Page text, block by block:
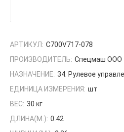
АРТИКУЛ: С700V717-078
ПРОИЗВОДИТЕЛЬ: Спецмаш ООО
НАЗНАЧЕНИЕ: 34. Рулевое
ЕДИНИЦА ИЗМЕРЕНИЯ: шт
ВЕС: 30 кг
ДЛИНА(М.): 0.42